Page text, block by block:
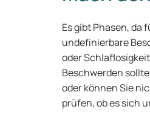
Es gibt Phasen,
undefinierbare
oder
Beschwerden
oder können Sie
prüfen, ob es sich